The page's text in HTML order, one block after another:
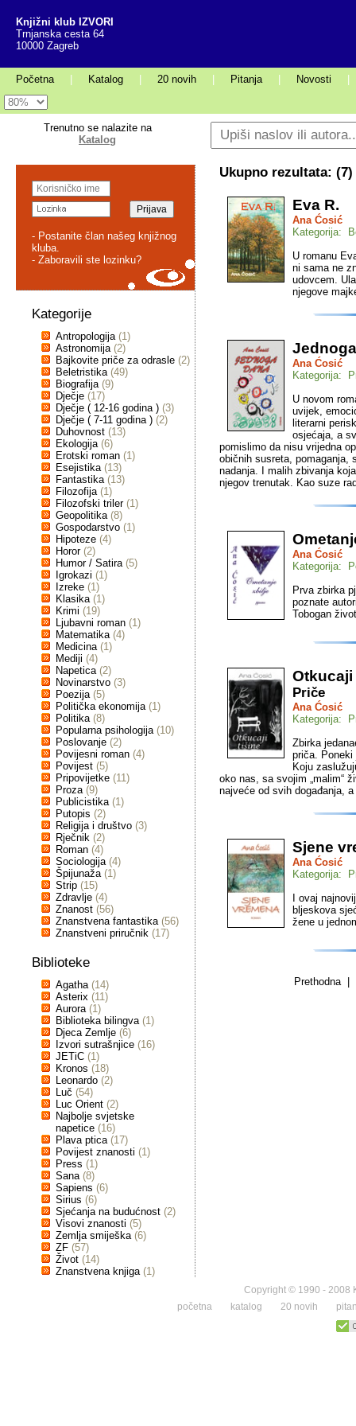
Knjižni klub IZVORI
Trnjanska cesta 64
10000 Zagreb
Početna Katalog 20 novih Pitanja Novosti
Trenutno se nalazite na
Katalog
- Postanite član našeg knjižnog
kluba.
- Zaboravili ste lozinku?
Kategorije
Antropologija (1)
Astronomija (2)
Bajkovite priče za odrasle (2)
Beletristika (49)
Biografija (9)
Dječje (17)
Dječje ( 12-16 godina ) (3)
Dječje ( 7-11 godina ) (2)
Duhovnost (13)
Ekologija (6)
Erotski roman (1)
Esejistika (13)
Fantastika (13)
Filozofija (1)
Filozofski triler (1)
Geopolitika (8)
Gospodarstvo (1)
Hipoteze (4)
Horor (2)
Humor / Satira (5)
Igrokazi (1)
Izreke (1)
Klasika (1)
Krimi (19)
Ljubavni roman (1)
Matematika (4)
Medicina (1)
Mediji (4)
Napetica (2)
Novinarstvo (3)
Poezija (5)
Politička ekonomija (1)
Politika (8)
Popularna psihologija (10)
Poslovanje (2)
Povijesni roman (4)
Povijest (5)
Pripovijetke (11)
Proza (9)
Publicistika (1)
Putopis (2)
Religija i društvo (3)
Rječnik (2)
Roman (4)
Sociologija (4)
Špijunaža (1)
Strip (15)
Zdravlje (4)
Znanost (56)
Znanstvena fantastika (56)
Znanstveni priručnik (17)
Biblioteke
Agatha (14)
Asterix (11)
Aurora (1)
Biblioteka bilingva (1)
Djeca Zemlje (6)
Izvori sutrašnjice (16)
JETiC (1)
Kronos (18)
Leonardo (2)
Luč (54)
Luc Orient (2)
Najbolje svjetske
napetice (16)
Plava ptica (17)
Povijest znanosti (1)
Press (1)
Sana (8)
Sapiens (6)
Sirius (6)
Sjećanja na budućnost (2)
Visovi znanosti (5)
Zemlja smiješka (6)
ZF (57)
Život (14)
Znanstvena knjiga (1)
Ukupno rezultata: (7)
Eva R.
Ana Ćosić
Kategorija:
U romanu
ni sama ne
udovcem.
njegove
Ana Ćosić
Kategorija:
U novom
uvijek,
literarni
osjećaja, a
pomislimo da nisu vrijedna
običnih susreta, pomaganja,
nadanja. I malih zbivanja
njegov trenutak. Kao suze
Ana Ćosić
Kategorija:
Prva zbirka
poznate
Tobogan
Priče
Ana Ćosić
Kategorija:
Zbirka
priča. Poneki
Koju
oko nas, sa svojim „malim“
najveće od svih događanja,
Sjene
Ana Ćosić
Kategorija:
I ovaj
bljeskova
žene u
Prethodna
Copyright © 1990 - 2008
početna
katalog 20 novih